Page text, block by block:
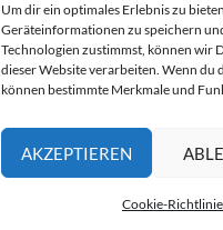
Um dir ein optimales Erlebnis zu
Geräteinformationen zu speichern
Technologien zustimmst, können wir
dieser Website verarbeiten. Wenn
können bestimmte Merkmale und
AKZEPTIEREN
Cookie-Richtlinie